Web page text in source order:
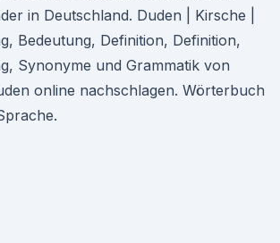
in Deutschland. Duden | Kirsche |
Bedeutung, Definition, Definition,
Synonyme und Grammatik von
online nachschlagen. Wörterbuch